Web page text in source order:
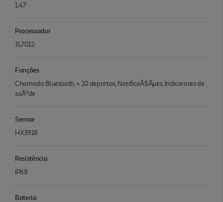
1.47
Processador
JL7012
Funções
Chamada Bluetooth, + 10 deportos, NotificaÃ§Ãµes, Indicarores de
saÃºde
Sensor
HX3918
Resistência
IP68
Bateria